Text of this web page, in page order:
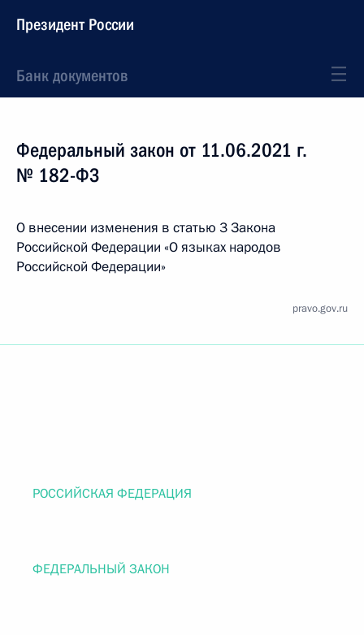
Президент России
Банк документов
Федеральный закон от 11.06.2021 г.
№ 182-ФЗ
О внесении изменения в статью 3 Закона
Российской Федерации «О языках народов
Российской Федерации»
pravo.gov.ru
РОССИЙСКАЯ ФЕДЕРАЦИЯ
ФЕДЕРАЛЬНЫЙ ЗАКОН